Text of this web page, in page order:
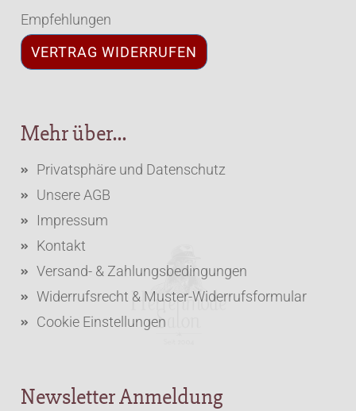
Empfehlungen
VERTRAG WIDERRUFEN
Mehr über...
Privatsphäre und Datenschutz
Unsere AGB
Impressum
Kontakt
Versand- & Zahlungsbedingungen
Widerrufsrecht & Muster-Widerrufsformular
Cookie Einstellungen
Newsletter Anmeldung